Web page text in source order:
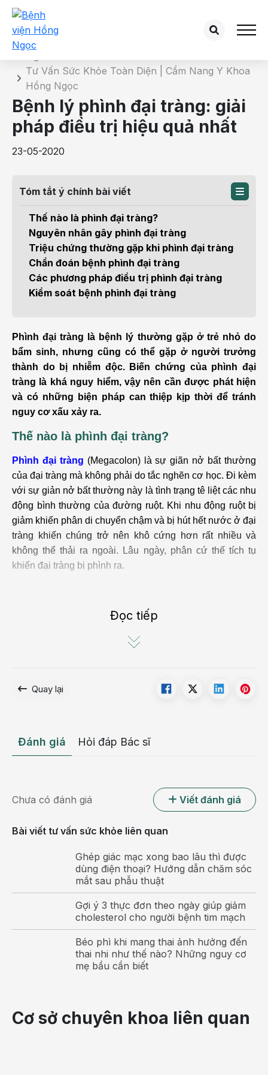
Chi tiết bài tư vấn
Tư Vấn Sức Khỏe Toàn Diện | Cẩm Nang Y Khoa
Hồng Ngọc
Bệnh lý phình đại tràng: giải
pháp điều trị hiệu quả nhất
23-05-2020
Tóm tắt ý chính bài viết
Thế nào là phình đại tràng?
Nguyên nhân gây phình đại tràng
Triệu chứng thường gặp khi phình đại tràng
Chẩn đoán bệnh phình đại tràng
Các phương pháp điều trị phình đại tràng
Kiểm soát bệnh phình đại tràng
Phình đại tràng là bệnh lý thường gặp ở trẻ nhỏ do
bẩm sinh, nhưng cũng có thể gặp ở người trưởng
thành do bị nhiễm độc. Biến chứng của phình đại
tràng là khá nguy hiểm, vậy nên cần được phát hiện
và có những biện pháp can thiệp kịp thời để tránh
nguy cơ xấu xảy ra.
Thế nào là phình đại tràng?
Phình đại tràng (Megacolon) là sự giãn nở bất thường
của đại tràng mà không phải do tắc nghẽn cơ học. Đi kèm
với sự giản nở bất thường này là tình trạng tê liệt các nhu
động bình thường của đường ruột. Khi nhu động ruột bị
giảm khiến phân di chuyển chậm và bị hút hết nước ở đại
tràng khiến chúng trở nên khô cứng hơn rất nhiều và
không thể thải ra ngoài. Lâu ngày, phân cứ thế tích tụ
khiến đại tràng bị phình ra.
biến chứng nghiêm trọng hơn như thủng đại tràng, viêm
phúc mạc hoặc nhiễm trùng huyết nếu không được điều
Megacolon có rất nhiều nguyên nhân, bao gồm nhiễm
trùng, bệnh tật, thuốc men và các rối loạn bẩm sinh khác
nhau. Nó cũng có thể xảy ra sau một cuộc phẫu thuật lớn;
tuy nhiên, tình trạng bệnh thường vô căn, có nghĩa là
nguyên nhân chính xác không được biết.
trùng do vi khuẩn như Clostridium difficile, Salmonella,
Shigella và Campylobacter, cũng như nhiễm ký sinh
Đọc tiếp
Quay lại
Đánh giá Hỏi đáp Bác sĩ
Chưa có đánh giá Viết đánh giá
Bài viết tư vấn sức khỏe liên quan
Ghép giác mạc xong bao lâu thì được
dùng điện thoại? Hướng dẫn chăm sóc
mắt sau phẫu thuật
Gợi ý 3 thực đơn theo ngày giúp giảm
cholesterol cho người bệnh tim mạch
Béo phì khi mang thai ảnh hưởng đến
thai nhi như thế nào? Những nguy cơ
mẹ bầu cần biết
Cơ sở chuyên khoa liên quan